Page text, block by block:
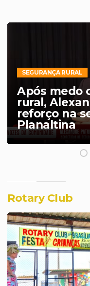
TERMINAL AVANÇA
Após anos
Rodoviário
licitação
entra em
Rotary Club